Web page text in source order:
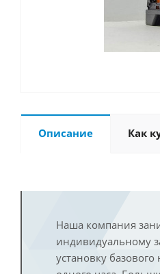
Описание Как
Наша компания
индивидуальному
установку